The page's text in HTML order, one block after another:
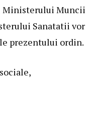
Muncii
Sanatatii vor
prezentului ordin.